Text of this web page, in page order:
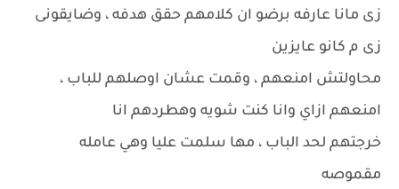
زى مانا عارفه برضو ان كلامهم حقق هدفه ، وضايقونى
زى م كانو عايزين
محاولتش امنعهم ، وقمت عشان اوصلهم للباب ،
امنعهم ازاي وانا كنت شويه وهطردهم انا
خرجتهم لحد الباب ، مها سلمت عليا وهي عامله
مقموصه